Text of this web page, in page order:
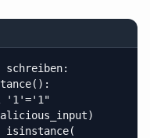
'1'='1"
isinstance(